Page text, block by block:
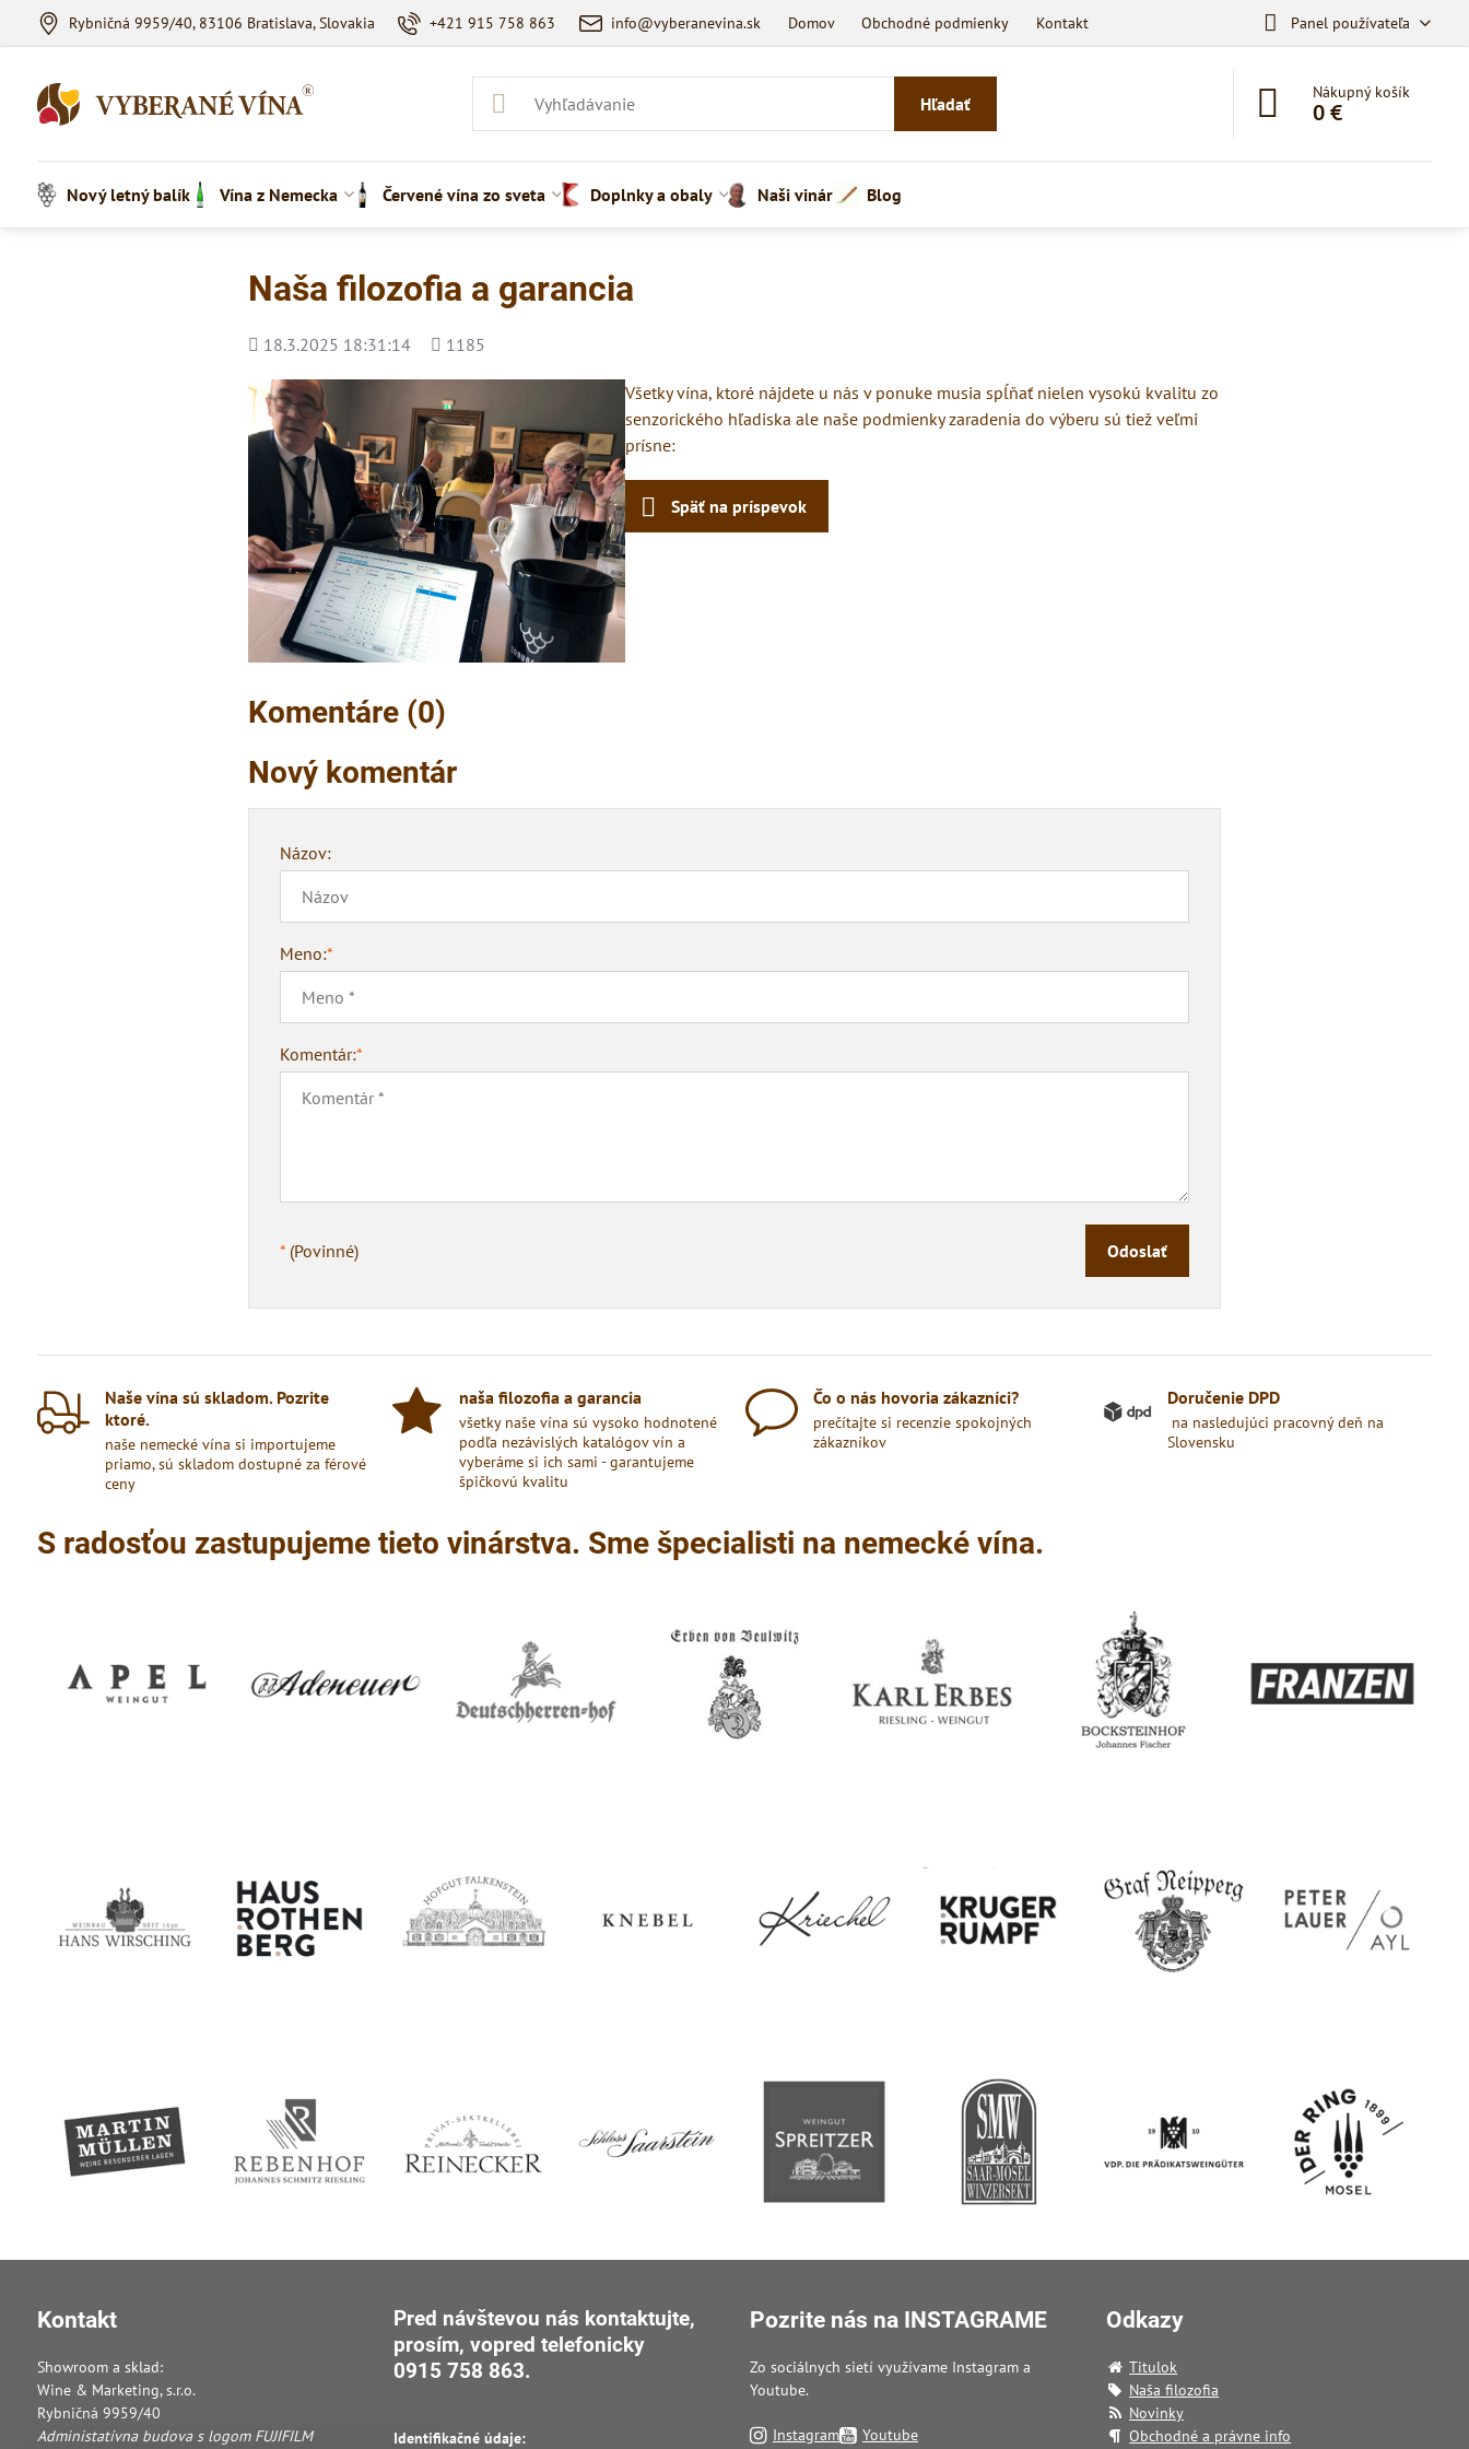
Rybničná 9959/40, 83106 Bratislava, Slovakia +421 915 758 863 info@vyberanevina.sk Domov Obchodné podmienky Kontakt Panel používateľa
Hľadať
Nákupný košík
0 €
Nový letný balík Vína z Nemecka Červené vína zo sveta Doplnky a obaly Naši vinári Blog
Naša filozofia a garancia
Pridané
18.3.2025 18:31:14
Počet
1185
Všetky vína, ktoré nájdete u nás v ponuke musia spĺňať nielen vysokú kvalitu zo
senzorického hľadiska ale naše podmienky zaradenia do výberu sú tiež veľmi
prísne:
Späť na príspevok
Komentáre (0)
Nový komentár
Názov:
Meno:*
Komentár:*
*(Povinné) Odoslať
Naše vína sú skladom​. Pozrite
ktoré​.
naše nemecké vína si importujeme
priamo, sú skladom dostupné za férové
ceny
naša filozofia a garancia
všetky naše vína sú vysoko hodnotené
podľa nezávislých katalógov vín a
vyberáme si ich sami - garantujeme
špičkovú kvalitu
Čo o nás hovoria zákazníci?
prečítajte si recenzie spokojných
zákazníkov
Doručenie DPD
na nasledujúci pracovný deň na
Slovensku
S radosťou zastupujeme tieto vinárstva. Sme špecialisti na nemecké vína.
Kontakt
Showroom a sklad:
Wine & Marketing, s.r.o.
Rybničná 9959/40
Administatívna budova s logom FUJIFILM
Pred návštevou nás kontaktujte,
prosím, vopred telefonicky
0915 758 863.
Identifikačné údaje:
Pozrite nás na INSTAGRAME
Zo sociálnych sietí využívame Instagram a
Youtube.
Instagram Youtube
Odkazy
Titulok
Naša filozofia
Novinky
Obchodné a právne info